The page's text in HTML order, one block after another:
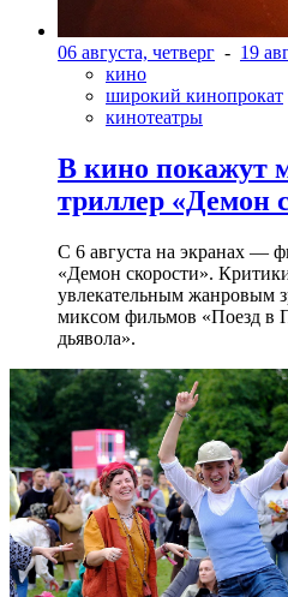
06 августа, четверг - 19
кино
широкий кинопрокат
кинотеатры
В кино покажут
триллер «Демон
С 6 августа на экранах —
«Демон скорости».
увлекательным жанровым
миксом фильмов «Поезд в
дьявола».